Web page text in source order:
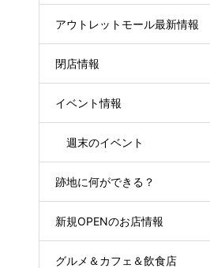
アウトレットモール最新情報
閉店情報
イベント情報
週末のイベント
跡地に何ができる？
新規OPENのお店情報
グルメ＆カフェ＆飲食店